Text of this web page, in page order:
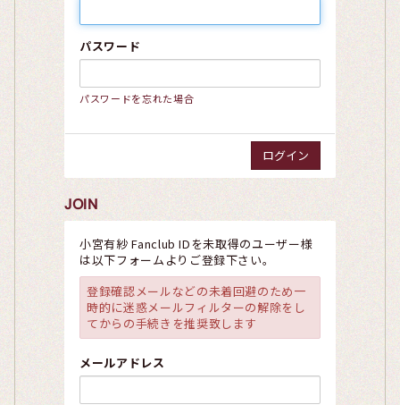
パスワード
パスワードを忘れた場合
JOIN
小宮有紗 Fanclub IDを未取得のユーザー様
は以下フォームよりご登録下さい。
登録確認メールなどの未着回避のため一
時的に迷惑メールフィルターの解除をし
てからの手続きを推奨致します
メールアドレス